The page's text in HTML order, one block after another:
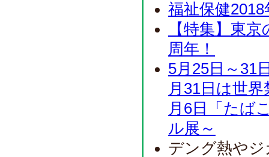
福祉保健
【特集】東
周年！
5月25日～31
月31日は世
月6日「たば
ル展～
デング熱や